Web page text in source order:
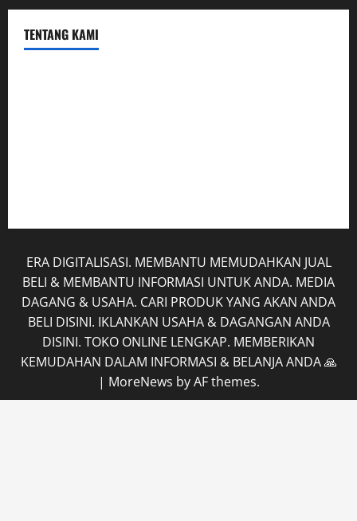
TENTANG KAMI
ERA DIGITALISASI. MEMBANTU MEMUDAHKAN JUAL
BELI & MEMBANTU INFORMASI UNTUK ANDA. MEDIA
DAGANG & USAHA. CARI PRODUK YANG AKAN ANDA
BELI DISINI. IKLANKAN USAHA & DAGANGAN ANDA
DISINI. TOKO ONLINE LENGKAP. MEMBERIKAN
KEMUDAHAN DALAM INFORMASI & BELANJA ANDA 🙏
| MoreNews by AF themes.